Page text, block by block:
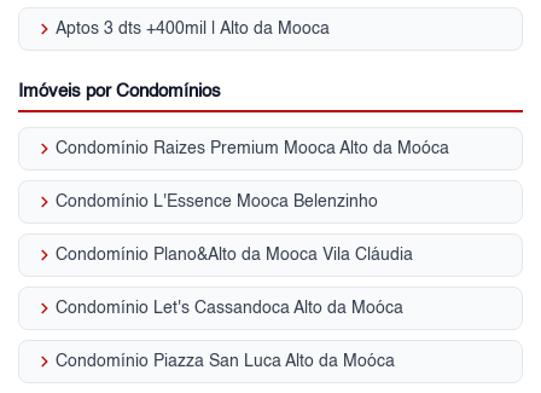
keyboard_arrow_right Aptos 3 dts +400mil | Alto da Mooca
Imóveis por Condomínios
keyboard_arrow_right Condomínio Raizes Premium Mooca Alto da Moóca
keyboard_arrow_right Condomínio L'Essence Mooca Belenzinho
keyboard_arrow_right Condomínio Plano&Alto da Mooca Vila Cláudia
keyboard_arrow_right Condomínio Let's Cassandoca Alto da Moóca
keyboard_arrow_right Condomínio Piazza San Luca Alto da Moóca